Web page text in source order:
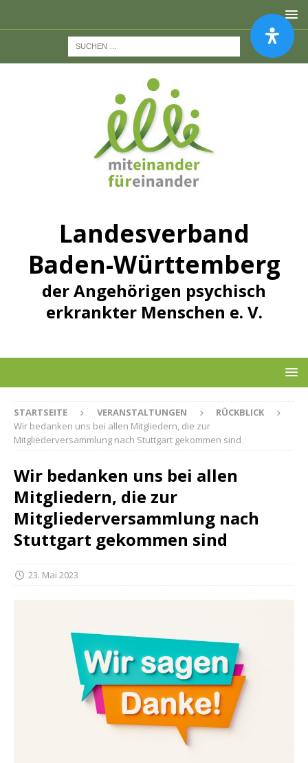
Landesverband
Baden-Württemberg
der Angehörigen psychisch
erkrankter Menschen e. V.
STARTSEITE VERANSTALTUNGEN
RÜCKBLICK
Wir bedanken uns bei allen Mitgliedern, die zur
Mitgliederversammlung nach Stuttgart gekommen sind
Wir bedanken uns bei allen
Mitgliedern, die zur
Mitgliederversammlung nach
Stuttgart gekommen sind
23. Mai 2023